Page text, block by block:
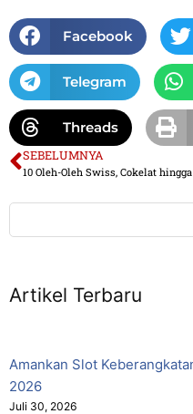
Facebook
Telegram
Threads
SEBELUMNYA
Artikel Terbaru
Amankan Slot
2026
Juli 30, 2026